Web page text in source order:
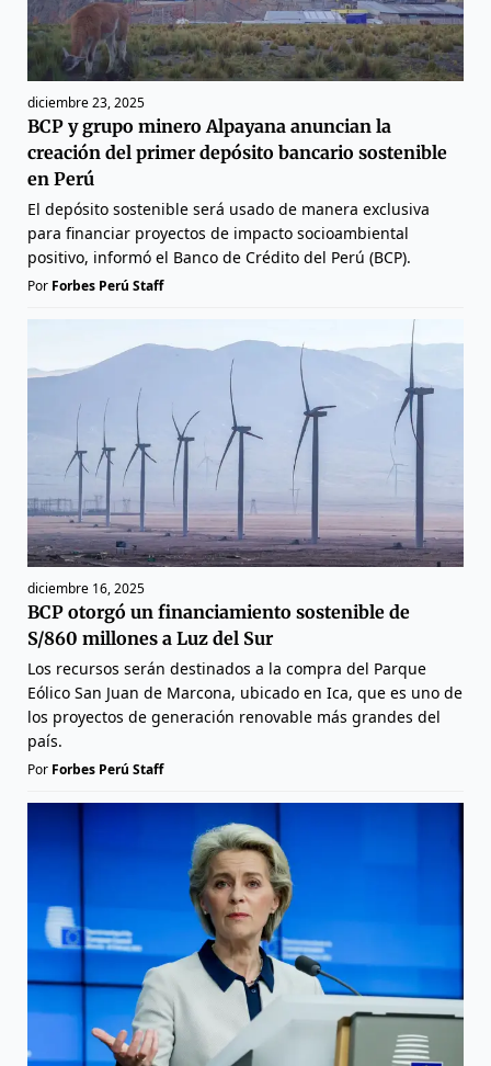
diciembre 23, 2025
BCP y grupo minero Alpayana anuncian la
creación del primer depósito bancario sostenible
en Perú
El depósito sostenible será usado de manera exclusiva
para financiar proyectos de impacto socioambiental
positivo, informó el Banco de Crédito del Perú (BCP).
Por Forbes Perú Staff
diciembre 16, 2025
BCP otorgó un financiamiento sostenible de
S/860 millones a Luz del Sur
Los recursos serán destinados a la compra del Parque
Eólico San Juan de Marcona, ubicado en Ica, que es uno de
los proyectos de generación renovable más grandes del
país.
Por Forbes Perú Staff